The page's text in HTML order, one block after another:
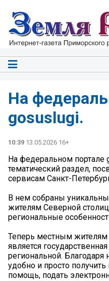
На
gosuslugi.
10:39 13.05.2026 16+
На федеральном портале
тематический раздел,
сервисам Санкт-
В нем собраны
жителям Северной
региональные
Теперь местным
является
региональной.
удобно и просто
помощь, подать